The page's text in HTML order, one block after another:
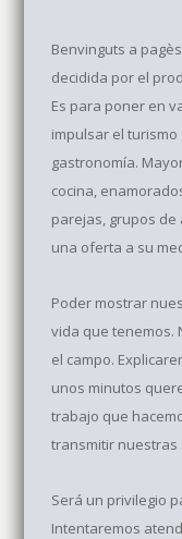
Benvinguts a
decidida por el
Es para poner en
impulsar el
gastronomía.
cocina,
parejas, grupos
una oferta a su
Poder mostrar
vida que tenemos.
el campo.
unos minutos
trabajo que
transmitir nuestras
Será un privilegio
Intentaremos